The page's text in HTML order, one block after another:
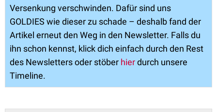
Versenkung verschwinden. Dafür sind uns
GOLDIES wie dieser zu schade – deshalb fand der
Artikel erneut den Weg in den Newsletter. Falls du
ihn schon kennst, klick dich einfach durch den Rest
des Newsletters oder stöber hierdurch unsere
Timeline.